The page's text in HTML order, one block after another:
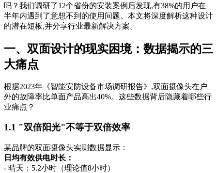
吗？我们调研了12个省份的安装案例后发现,有38%的用户在
半年内遇到了意想不到的使用问题。本文将深度解析这种设计
的潜在短板,并分享行业最新解决方案。
一、双面设计的现实困境：数据揭示的三
大痛点
根据2023年《智能安防设备市场调研报告》,双面摄像头在户
外的故障率比单面产品高出40%。这些数据背后隐藏着哪些行
业痛点？
1.1 "双倍阳光"不等于双倍效率
某品牌的双面摄像头实测数据显示：
日均有效供电时长：
- 晴天：5.2小时（理论值8小时）